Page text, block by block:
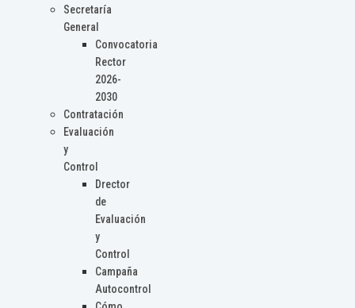
Secretaría
General
Convocatoria
Rector
2026-
2030
Contratación
Evaluación
y
Control
Drector
de
Evaluación
y
Control
Campaña
Autocontrol